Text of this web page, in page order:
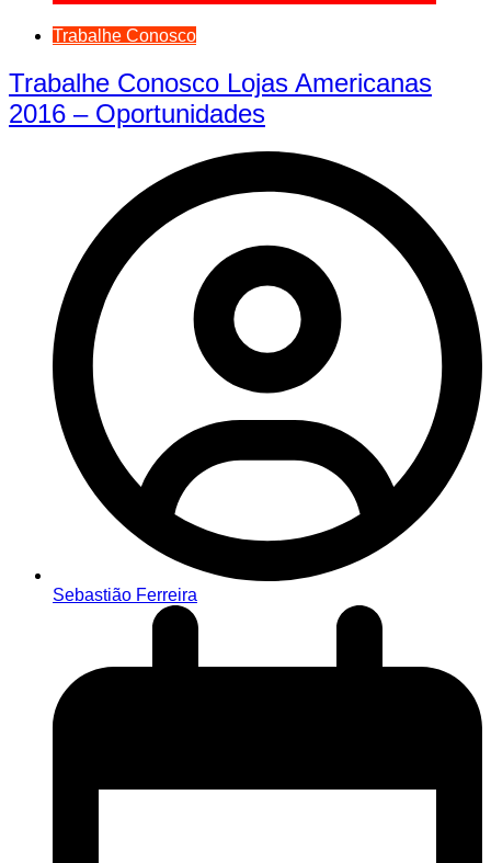
Trabalhe Conosco
Trabalhe Conosco Lojas Americanas
2016 – Oportunidades
Sebastião Ferreira